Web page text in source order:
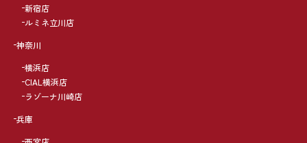
新宿店
ルミネ立川店
神奈川
横浜店
CIAL横浜店
ラゾーナ川崎店
兵庫